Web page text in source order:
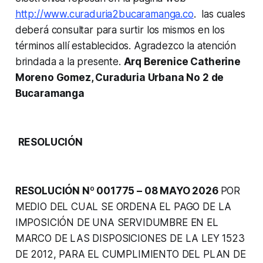
http://www.curaduria2bucaramanga.co. las cuales
deberá consultar para surtir los mismos en los
términos allí establecidos. Agradezco la atención
brindada a la presente. Arq Berenice Catherine
Moreno Gomez, Curaduria Urbana No 2 de
Bucaramanga
RESOLUCIÓN
RESOLUCIÓN Nº 001775 – 08 MAYO 2026 POR
MEDIO DEL CUAL SE ORDENA EL PAGO DE LA
IMPOSICIÓN DE UNA SERVIDUMBRE EN EL
MARCO DE LAS DISPOSlCIONES DE LA LEY 1523
DE 2012, PARA EL CUMPLIMIENTO DEL PLAN DE